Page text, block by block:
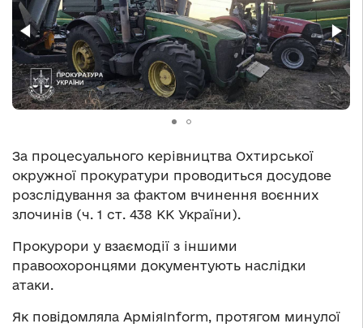
За процесуального керівництва Охтирської
окружної прокуратури проводиться досудове
розслідування за фактом вчинення воєнних
злочинів (ч. 1 ст. 438 КК України).
Прокурори у взаємодії з іншими
правоохоронцями документують наслідки
атаки.
Як повідомляла АрміяInform, протягом минулої